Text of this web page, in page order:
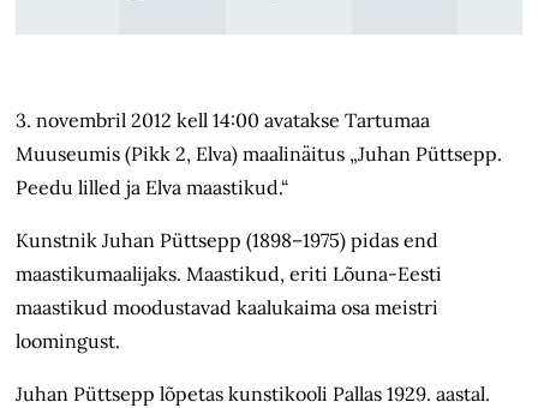
3. novembril 2012 kell 14:00 avatakse Tartumaa
Muuseumis (Pikk 2, Elva) maalinäitus „Juhan Püttsepp.
Peedu lilled ja Elva maastikud.“
Kunstnik Juhan Püttsepp (1898–1975) pidas end
maastikumaalijaks. Maastikud, eriti Lõuna-Eesti
maastikud moodustavad kaalukaima osa meistri
loomingust.
Juhan Püttsepp lõpetas kunstikooli Pallas 1929. aastal.